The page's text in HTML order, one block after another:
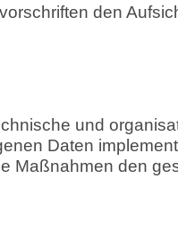
den
und
Daten
Maßnahmen den